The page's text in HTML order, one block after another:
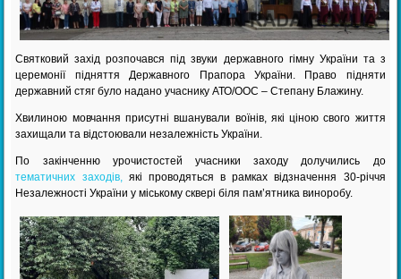
Святковий захід розпочався під звуки державного гімну України та з
церемонії підняття Державного Прапора України. Право підняти
державний стяг було надано учаснику АТО/ООС – Степану Блажину.
Хвилиною мовчання присутні вшанували воїнів, які ціною свого життя
захищали та відстоювали незалежність України.
По закінченню урочистостей учасники заходу долучились до
тематичних заходів,які проводяться в рамках відзначення 30-річчя
Незалежності України у міському сквері біля пам’ятника виноробу.